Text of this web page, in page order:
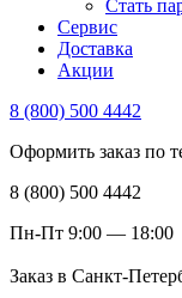
Стать
Сервис
Доставка
Акции
8 (800) 500 4442
Оформить заказ по
8 (800) 500 4442
Пн-Пт 9:00 — 18:00
Заказ в Санкт-